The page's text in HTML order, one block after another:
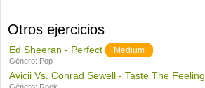
Otros ejercicios
Ed Sheeran - Perfect Medium
Género: Pop
Avicii Vs. Conrad Sewell - Taste The Feeling